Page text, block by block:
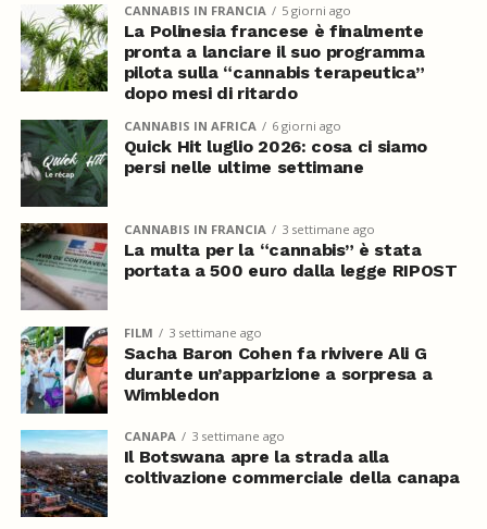
CANNABIS IN FRANCIA 5 giorni ago
La Polinesia francese è finalmente
pronta a lanciare il suo programma
pilota sulla “cannabis terapeutica”
dopo mesi di ritardo
CANNABIS IN AFRICA 6 giorni ago
Quick Hit luglio 2026: cosa ci siamo
persi nelle ultime settimane
CANNABIS IN FRANCIA 3 settimane ago
La multa per la “cannabis” è stata
portata a 500 euro dalla legge RIPOST
FILM 3 settimane ago
Sacha Baron Cohen fa rivivere Ali G
durante un’apparizione a sorpresa a
Wimbledon
CANAPA 3 settimane ago
Il Botswana apre la strada alla
coltivazione commerciale della canapa